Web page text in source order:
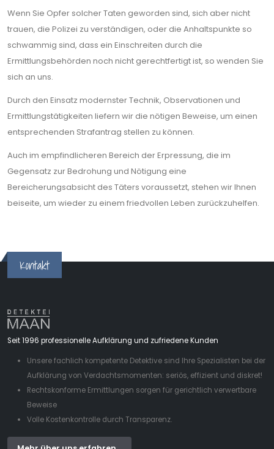
Wenn Sie Opfer solcher Taten geworden sind, sich aber nicht
trauen, die Polizei zu verständigen, oder die Anhaltspunkte so
schwammig sind, dass ein Einschreiten durch die
Ermittlungsbehörden noch nicht gerechtfertigt ist, so wenden Sie
sich an uns.
Durch den Einsatz modernster Technik, Observationen und
Ermittlungstätigkeiten liefern wir die nötigen Beweise, um einen
entsprechenden Strafantrag stellen zu können.
Auch im empfindlicheren Bereich der Erpressung, die im
Gegensatz zur Bedrohung und Nötigung eine
Bereicherungsabsicht des Täters voraussetzt, stehen wir Ihnen
beiseite, um wieder zu einem friedvollen Leben zurückzuhelfen.
Kontakt
Seit 1996 professionelle Aufklärung und zufriedene Kunden
Unsere fachlich kompetente Detektive sind Ihre Spezialisten bei der
Aufklärung von Verdachtsmomenten: seriös, effizient und diskret!
Rechtskonforme Ermittlungen sorgen für gerichtlich verwertbare
Beweise
Volle Kostenkontrolle durch Transparenz.